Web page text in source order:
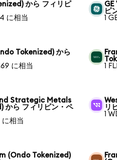
から フィリピ
に相当
GE
ピ
1
Tokenized) から
に相当
1
Strategic Metals
から フィリピン・ペ
に相当
リ
1
(Ondo Tokenized)